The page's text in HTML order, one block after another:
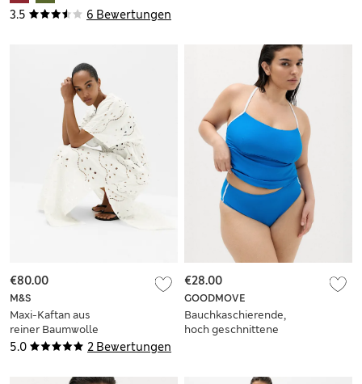
3.5 6 Bewertungen
5.0 2 Bewertungen
M&S
Maxi-Kaftan aus
reiner Baumwolle
mit
€80.00
GOODMOVE
Bauchkaschierende,
hoch geschnittene
€28.00